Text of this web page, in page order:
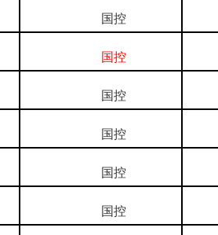
国控
国控
国控
国控
国控
国控